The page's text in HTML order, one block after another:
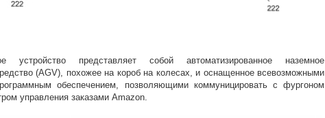
устройство представляет собой автоматизированное наземное
(AGV), похожее на короб на колесах, и оснащенное всевозможными
обеспечением, позволяющими коммуницировать с фургоном
управления заказами Amazon.